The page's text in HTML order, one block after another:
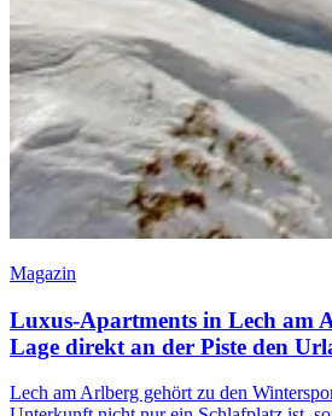
Magazin
Luxus-Apartments in Lech am
Lage direkt an der Piste den
Lech am Arlberg gehört zu den